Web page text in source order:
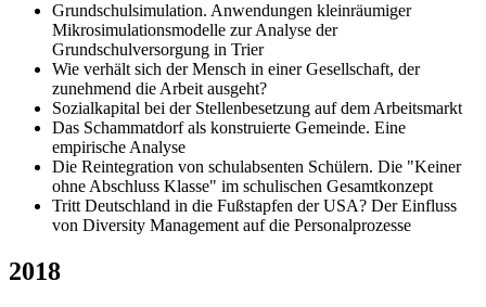
Grundschulsimulation. Anwendungen kleinräumiger
Mikrosimulationsmodelle zur Analyse der
Grundschulversorgung in Trier
Wie verhält sich der Mensch in einer Gesellschaft, der
zunehmend die Arbeit ausgeht?
Sozialkapital bei der Stellenbesetzung auf dem Arbeitsmarkt
Das Schammatdorf als konstruierte Gemeinde. Eine
empirische Analyse
Die Reintegration von schulabsenten Schülern. Die "Keiner
ohne Abschluss Klasse" im schulischen Gesamtkonzept
Tritt Deutschland in die Fußstapfen der USA? Der Einfluss
von Diversity Management auf die Personalprozesse
2018